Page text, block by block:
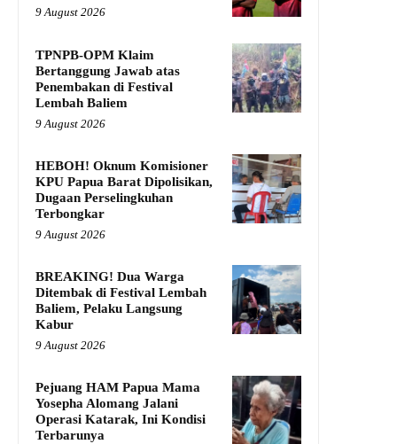
9 August 2026
TPNPB-OPM Klaim
Bertanggung Jawab atas
Penembakan di Festival
Lembah Baliem
9 August 2026
HEBOH! Oknum Komisioner
KPU Papua Barat Dipolisikan,
Dugaan Perselingkuhan
Terbongkar
9 August 2026
BREAKING! Dua Warga
Ditembak di Festival Lembah
Baliem, Pelaku Langsung
Kabur
9 August 2026
Pejuang HAM Papua Mama
Yosepha Alomang Jalani
Operasi Katarak, Ini Kondisi
Terbarunya